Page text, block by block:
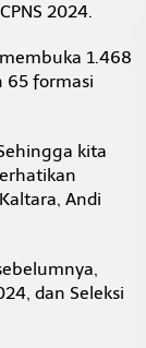
2024.
1.468
65 formasi
kita
Andi
dan Seleksi